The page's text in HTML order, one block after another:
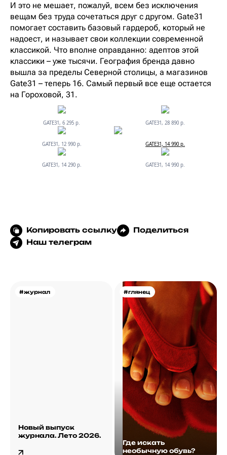
И это не мешает, пожалуй, всем без исключения
вещам без труда сочетаться друг с другом. Gate31
помогает составить базовый гардероб, который не
надоест, и называет свои коллекции современной
классикой. Что вполне оправданно: адептов этой
классики – уже тысячи. География бренда давно
вышла за пределы Северной столицы, а магазинов
Gate31 – теперь 16. Самый первый все еще остается
на Гороховой, 31.
GATE31, 6 295 р. GATE31, 28 890 р.
GATE31, 12 990 р. GATE31, 14 990 р.
GATE31, 14 290 р. GATE31, 14 990 р.
Копировать ссылку
Поделиться
Наш телеграм
#журнал
Новый выпуск
журнала. Лето 2026.
#глянец
Где искать
необычную обувь?